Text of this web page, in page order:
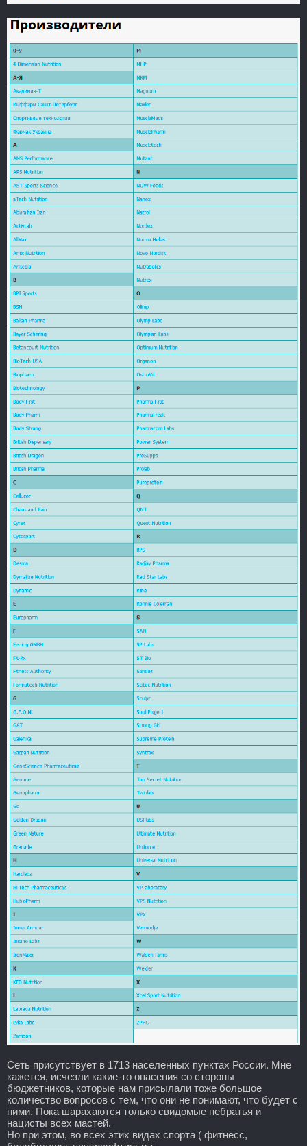
Сеть присутствует в 1713 населенных пунктах России. Мне
кажется, исчезли какие-то опасения со стороны
бюджетников, которые нам присылали тоже большое
количество вопросов с тем, что они не понимают, что будет с
ними. Пока шарахаются только свидомые небратья и
нацисты всех мастей.
Но при этом, во всех этих видах спорта ( фитнесс,